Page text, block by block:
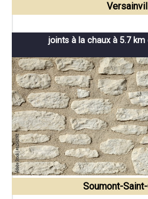
joints à la chaux à 5.7 km
Soumont-